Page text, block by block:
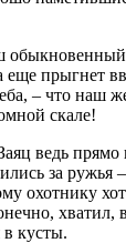
обыкновенный
еще прыгнет
– что наш
скале!
ведь
за ружья
охотнику
хватил,
в кусты.